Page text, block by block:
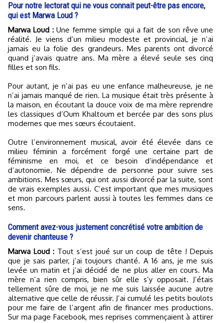
Pour notre lectorat qui ne vous connait peut-être pas encore,
qui est Marwa Loud ?
Marwa Loud :Une femme simple qui a fait de son rêve une
réalité. Je viens d’un milieu modeste et provincial, je n’ai
jamais eu la folie des grandeurs. Mes parents ont divorcé
quand j’avais quatre ans. Ma mère a élevé seule ses cinq
filles et son fils.
Pour autant, je n’ai pas eu une enfance malheureuse, je ne
n’ai jamais manqué de rien. La musique était très présente à
la maison, en écoutant la douce voix de ma mère reprendre
les classiques d’Oum Khaltoum et bercée par des sons plus
modernes que mes sœurs écoutaient.
Outre l’environnement musical, avoir été élevée dans ce
milieu féminin a forcément forgé une certaine part de
féminisme en moi, et ce besoin d’indépendance et
d’autonomie. Ne dépendre de personne pour suivre ses
ambitions. Mes sœurs, qui ont aussi divorcé par la suite, sont
de vrais exemples aussi. C’est important que mes musiques
et mon parcours parlent aussi à toutes les femmes dans ce
sens.
Comment avez-vous justement concrétisé votre ambition de
devenir chanteuse ?
Marwa Loud :Tout s’est joué sur un coup de tête ! Depuis
que je sais parler, j’ai toujours chanté. A 16 ans, je me suis
levée un matin et j’ai décidé de ne plus aller en cours. Ma
mère n’a rien compris, bien sûr elle s’y opposait. J’étais
tellement sûre de moi, je ne me suis laissée aucune autre
alternative que celle de réussir. J’ai cumulé les petits boulots
pour me faire de l’argent afin de financer mes productions.
Sur ma page Facebook, mes reprises commençaient à attirer